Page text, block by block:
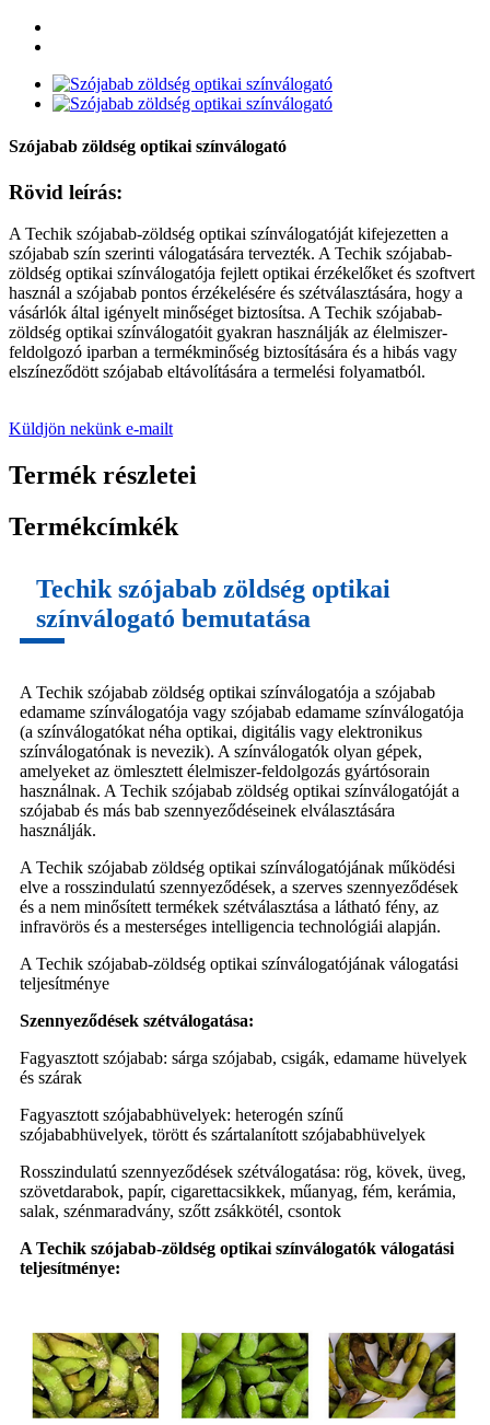
Szójabab zöldség optikai színválogató
Rövid leírás:
A Techik szójabab-zöldség optikai színválogatóját kifejezetten a
szójabab szín szerinti válogatására tervezték. A Techik szójabab-
zöldség optikai színválogatója fejlett optikai érzékelőket és szoftvert
használ a szójabab pontos érzékelésére és szétválasztására, hogy a
vásárlók által igényelt minőséget biztosítsa. A Techik szójabab-
zöldség optikai színválogatóit gyakran használják az élelmiszer-
feldolgozó iparban a termékminőség biztosítására és a hibás vagy
elszíneződött szójabab eltávolítására a termelési folyamatból.
Küldjön nekünk e-mailt
Termék részletei
Termékcímkék
Techik szójabab zöldség optikai
színválogató bemutatása
A Techik szójabab zöldség optikai színválogatója a szójabab
edamame színválogatója vagy szójabab edamame színválogatója
(a színválogatókat néha optikai, digitális vagy elektronikus
színválogatónak is nevezik). A színválogatók olyan gépek,
amelyeket az ömlesztett élelmiszer-feldolgozás gyártósorain
használnak. A Techik szójabab zöldség optikai színválogatóját a
szójabab és más bab szennyeződéseinek elválasztására
használják.
A Techik szójabab zöldség optikai színválogatójának működési
elve a rosszindulatú szennyeződések, a szerves szennyeződések
és a nem minősített termékek szétválasztása a látható fény, az
infravörös és a mesterséges intelligencia technológiái alapján.
A Techik szójabab-zöldség optikai színválogatójának válogatási
teljesítménye
Szennyeződések szétválogatása:
Fagyasztott szójabab: sárga szójabab, csigák, edamame hüvelyek
és szárak
Fagyasztott szójababhüvelyek: heterogén színű
szójababhüvelyek, törött és szártalanított szójababhüvelyek
Rosszindulatú szennyeződések szétválogatása: rög, kövek, üveg,
szövetdarabok, papír, cigarettacsikkek, műanyag, fém, kerámia,
salak, szénmaradvány, szőtt zsákkötél, csontok
A Techik szójabab-zöldség optikai színválogatók válogatási
teljesítménye: